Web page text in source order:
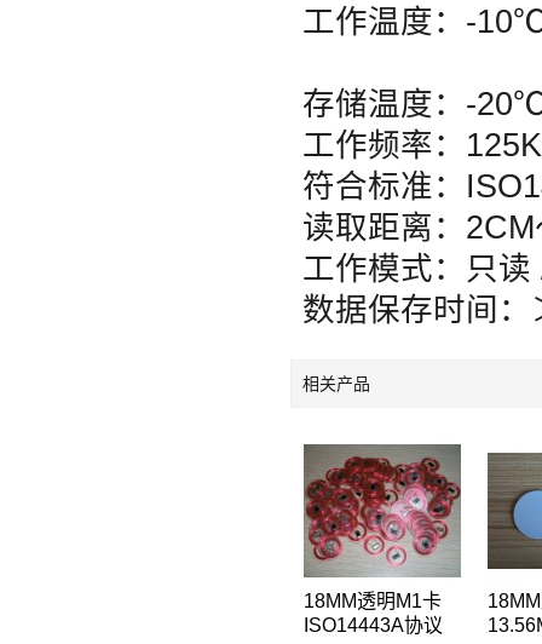
工作温度：
存储温度：-
工作频率：
符合标准：
读取距离：
工作模式：只读
数据保存时间：
相关产品
18MM透明M1卡
ISO14443A协议